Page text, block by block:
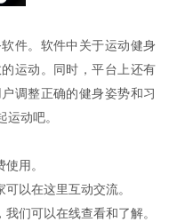
件。软件中关于运动健身
运动。同时，平台上还有
调整正确的健身姿势和习
动吧。
用。
以在这里互动交流。
们可以在线查看和了解。